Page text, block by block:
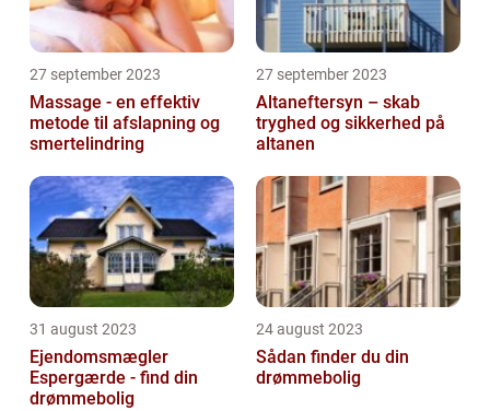
27 september 2023
Massage - en effektiv
metode til afslapning og
smertelindring
27 september 2023
Altaneftersyn – skab
tryghed og sikkerhed på
altanen
31 august 2023
Ejendomsmægler
Espergærde - find din
drømmebolig
24 august 2023
Sådan finder du din
drømmebolig